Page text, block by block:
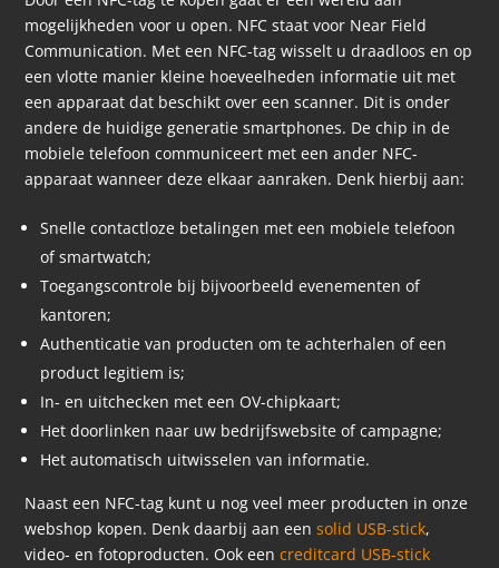
mogelijkheden voor u open. NFC staat voor Near Field
Communication. Met een NFC-tag wisselt u draadloos en op
een vlotte manier kleine hoeveelheden informatie uit met
een apparaat dat beschikt over een scanner. Dit is onder
andere de huidige generatie smartphones. De chip in de
mobiele telefoon communiceert met een ander NFC-
apparaat wanneer deze elkaar aanraken. Denk hierbij aan:
Snelle contactloze betalingen met een mobiele telefoon
of smartwatch;
Toegangscontrole bij bijvoorbeeld evenementen of
kantoren;
Authenticatie van producten om te achterhalen of een
product legitiem is;
In- en uitchecken met een OV-chipkaart;
Het doorlinken naar uw bedrijfswebsite of campagne;
Het automatisch uitwisselen van informatie.
Naast een NFC-tag kunt u nog veel meer producten in onze
webshop kopen. Denk daarbij aan eensolid USB-stick,
video- en fotoproducten. Ook eencreditcard USB-stick